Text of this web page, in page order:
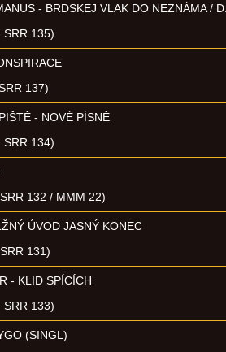
- BRDSKEJ VLAK DO NEZNÁMA /
SRR 135)
137)
- NOVÉ PÍSNĚ
SRR 134)
132 / MMM 22)
ÚVOD JASNÝ KONEC
131)
- KLID SPÍCÍCH
SRR 133)
(SINGL)